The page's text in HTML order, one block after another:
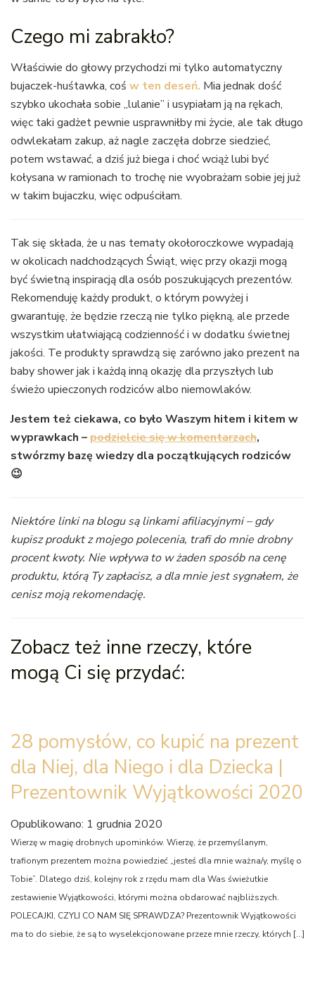
Czego mi zabrakło?
Właściwie do głowy przychodzi mi tylko automatyczny
bujaczek-huśtawka, coś w ten deseń. Mia jednak dość
szybko ukochała sobie „lulanie” i usypiałam ją na rękach,
więc taki gadżet pewnie usprawniłby mi życie, ale tak długo
odwlekałam zakup, aż nagle zaczęła dobrze siedzieć,
potem wstawać, a dziś już biega i choć wciąż lubi być
kołysana w ramionach to trochę nie wyobrażam sobie jej już
w takim bujaczku, więc odpuściłam.
Tak się składa, że u nas tematy okołoroczkowe wypadają
w okolicach nadchodzących Świąt, więc przy okazji mogą
być świetną inspiracją dla osób poszukujących prezentów.
Rekomenduję każdy produkt, o którym powyżej i
gwarantuję, że będzie rzeczą nie tylko piękną, ale przede
wszystkim ułatwiającą codzienność i w dodatku świetnej
jakości. Te produkty sprawdzą się zarówno jako prezent na
baby shower jak i każdą inną okazję dla przyszłych lub
świeżo upieczonych rodziców albo niemowlaków.
Jestem też ciekawa, co było Waszym hitem i kitem w
wyprawkach –podzielcie się w komentarzach,
stwórzmy bazę wiedzy dla początkujących rodziców
😉
Niektóre linki na blogu są linkami afiliacyjnymi – gdy
kupisz produkt z mojego polecenia, trafi do mnie drobny
procent kwoty. Nie wpływa to w żaden sposób na cenę
produktu, którą Ty zapłacisz, a dla mnie jest sygnałem, że
cenisz moją rekomendację.
Zobacz też inne rzeczy, które
mogą Ci się przydać:
28 pomysłów, co kupić na prezent
dla Niej, dla Niego i dla Dziecka |
Prezentownik Wyjątkowości 2020
Opublikowano: 1 grudnia 2020
Wierzę w magię drobnych upominków. Wierzę, że przemyślanym,
trafionym prezentem można powiedzieć „jesteś dla mnie ważna/y, myślę o
Tobie”. Dlatego dziś, kolejny rok z rzędu mam dla Was świeżutkie
zestawienie Wyjątkowości, którymi można obdarować najbliższych.
POLECAJKI, CZYLI CO NAM SIĘ SPRAWDZA? Prezentownik Wyjątkowości
ma to do siebie, że są to wyselekcjonowane przeze mnie rzeczy, których […]